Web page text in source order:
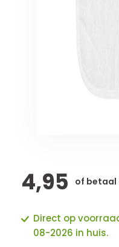
4,95 of betaal
Direct op
08-2026 in huis.